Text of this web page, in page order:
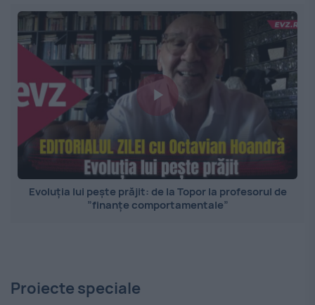
Evoluția lui pește prăjit: de la Topor la profesorul de
”finanțe comportamentale”
Proiecte speciale